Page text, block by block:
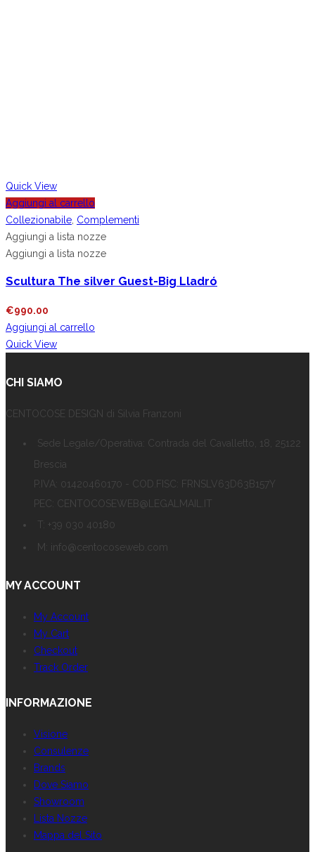
Quick View
Aggiungi al carrello
Collezionabile Complementi
Aggiungi a lista nozze
Aggiungi a lista nozze
Scultura The silver Guest-Big Lladró
€990.00
Aggiungi al carrello
Quick View
CHI SIAMO
CENTOCOSE DESIGN di Silvia Franzoni
Sede Legale/Operativa: Contrada del Cavalletto, 18, 25122
Brescia
P.IVA: 01420460170 - COD.FISC: FRNSLV63D63B157Y
PEC: CENTOCOSEWEB@LEGALMAIL.IT
T: +39 030 40180
M: info@centocoseweb.com
MY ACCOUNT
My Account
My Cart
Checkout
Track Order
INFORMAZIONE
Visione
Consulenze
Brands
Dove Siamo
Showroom
Lista Nozze
Mappa del Sito